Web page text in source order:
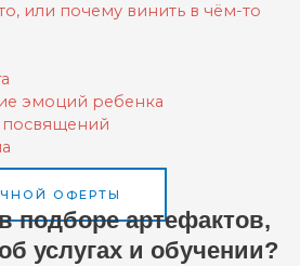
или почему винить в чём-то
эмоций ребенка
посвящений
ОФЕРТЫ
подборе артефактов,
услугах и обучении?